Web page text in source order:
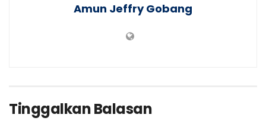
Amun Jeffry Gobang
Tinggalkan Balasan